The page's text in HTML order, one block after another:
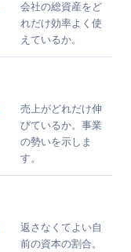
会社の総資産をど
れだけ効率よく使
えているか。
売上がどれだけ伸
びているか。事業
の勢いを示しま
す。
返さなくてよい自
前の資本の割合。